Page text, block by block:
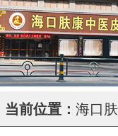
当前位置： 海口